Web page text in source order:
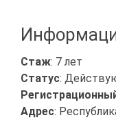
Стаж: 7 лет
Статус:
Адрес: